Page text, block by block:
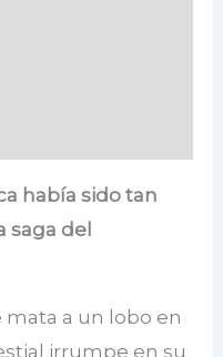
había sido tan
saga del
mata a un lobo en
irrumpe en su